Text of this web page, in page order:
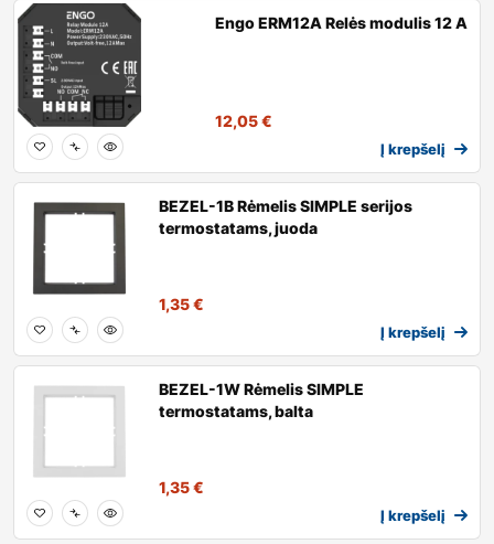
Engo ERM12A Relės modulis 12 A
12,05€
Į krepšelį
BEZEL-1B Rėmelis SIMPLE serijos
termostatams, juoda
1,35€
Į krepšelį
BEZEL-1W Rėmelis SIMPLE
termostatams, balta
1,35€
Į krepšelį